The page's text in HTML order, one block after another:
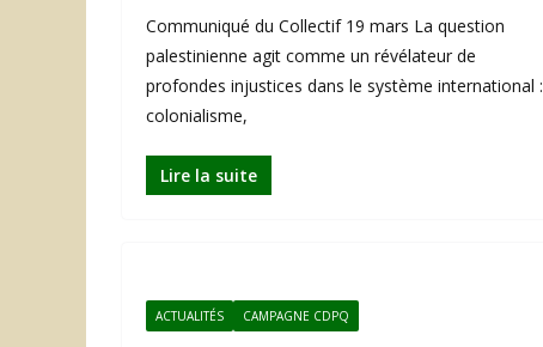
Communiqué du Collectif 19 mars La question
palestinienne agit comme un révélateur de
profondes injustices dans le système international :
colonialisme,
Lire la suite
ACTUALITÉS CAMPAGNE CDPQ